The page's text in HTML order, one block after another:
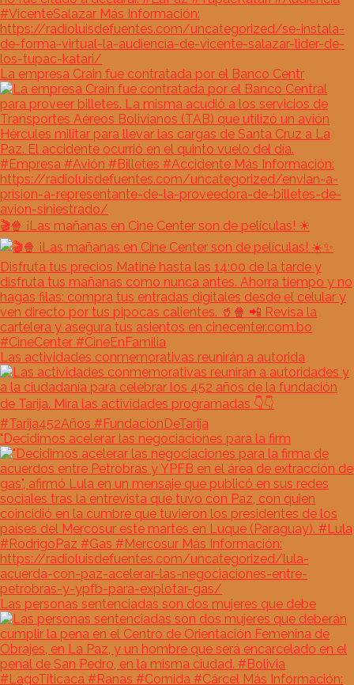
La empresa Crain fue contratada por el Banco Centr
🎬🍿 ¡Las mañanas en Cine Center son de películas! ☀
Las actividades conmemorativas reunirán a autorida
"Decidimos acelerar las negociaciones para la firm
Las personas sentenciadas son dos mujeres que debe